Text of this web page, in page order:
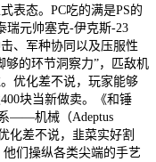
表态。PC吃的满是PS的
瑞元帅塞克-伊克斯-23
、军种协同以及压服性
够的环节洞察力”，匹敌机
优化差不说，玩家能够
块当新做卖。《和锤
——机械（Adeptus
化差不说，韭菜实好割
他们操纵各类尖端的手艺